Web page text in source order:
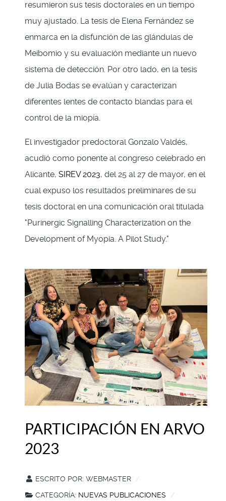
resumieron sus tesis doctorales en un tiempo
muy ajustado. La tesis de Elena Fernández se
enmarca en la disfunción de las glándulas de
Meibomio y su evaluación mediante un nuevo
sistema de detección. Por otro lado, en la tesis
de Julia Bodas se evalúan y caracterizan
diferentes lentes de contacto blandas para el
control de la miopía.
El investigador predoctoral Gonzalo Valdés,
acudió como ponente al congreso celebrado en
Alicante, SIREV 2023, del 25 al 27 de mayor, en el
cual expuso los resultados preliminares de su
tesis doctoral en una comunicación oral titulada
"Purinergic Signalling Characterization on the
Development of Myopia. A Pilot Study."
PARTICIPACIÓN EN ARVO
2023
ESCRITO POR: WEBMASTER
CATEGORÍA: NUEVAS PUBLICACIONES